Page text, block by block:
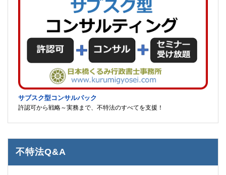
サブスク型コンサルパック
許認可から戦略～実務まで、不特法のすべてを支援！
不特法Q&A